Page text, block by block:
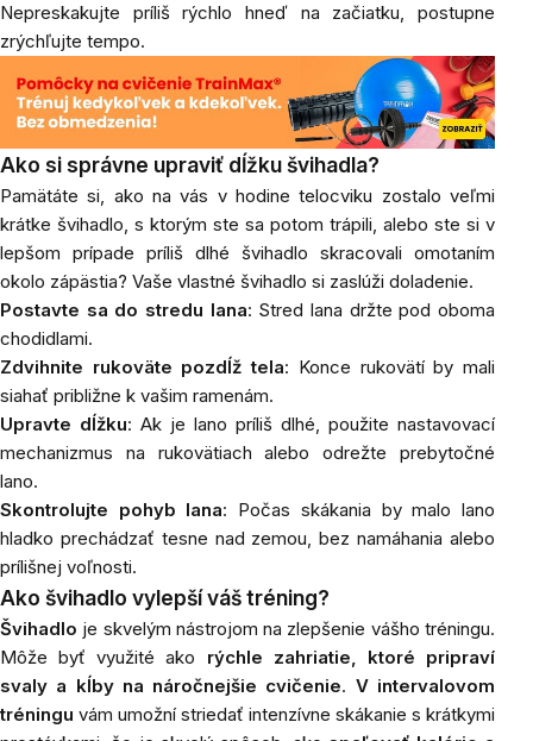
Nepreskakujte príliš rýchlo hneď na začiatku, postupne
zrýchľujte tempo.
Ako si správne upraviť dĺžku švihadla?
Pamätáte si, ako na vás v hodine telocviku zostalo veľmi
krátke švihadlo, s ktorým ste sa potom trápili, alebo ste si v
lepšom prípade príliš dlhé švihadlo skracovali omotaním
okolo zápästia? Vaše vlastné švihadlo si zaslúži doladenie.
Postavte sa do stredu lana: Stred lana držte pod oboma
chodidlami.
Zdvihnite rukoväte pozdĺž tela: Konce rukovätí by mali
siahať približne k vašim ramenám.
Upravte dĺžku: Ak je lano príliš dlhé, použite nastavovací
mechanizmus na rukovätiach alebo odrežte prebytočné
lano.
Skontrolujte pohyb lana: Počas skákania by malo lano
hladko prechádzať tesne nad zemou, bez namáhania alebo
prílišnej voľnosti.
Ako švihadlo vylepší váš tréning?
Švihadlo je skvelým nástrojom na zlepšenie vášho tréningu.
Môže byť využité ako rýchle zahriatie, ktoré pripraví
svaly a kĺby na náročnejšie cvičenie. V intervalovom
tréningu vám umožní striedať intenzívne skákanie s krátkymi